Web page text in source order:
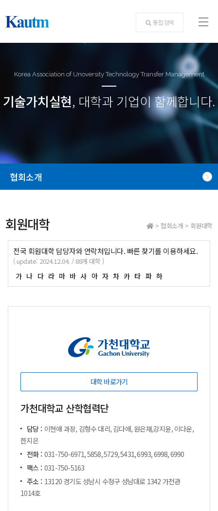
통합검색
Korea Association of Unoversity Technology Transfer Management
기술가치실현, 대학과 기업이 함께합니다.
협회소개
회원대학 > 협회소개 > 회원대학
전국 회원대학 담당자와 연락처입니다. 빠른 찾기를 이용하세요.
( update: 2024.12.04. / 88개 대학 )
가 나 다 라 마 바 사 아 자 차 카 타 파 하
대학 바로가기
가천대학교 산학협력단
담당 : 이현애 과장, 김형수 대리, 김다애, 원은재,강지윤, 이다운,
한지은
전화 : 031-750-6971, 5858, 5729, 5431, 6993, 6998, 6990
팩스 : 031-750-5163
주소 : 13120 경기도 성남시 수정구 성남대로 1342 가천관
1014호